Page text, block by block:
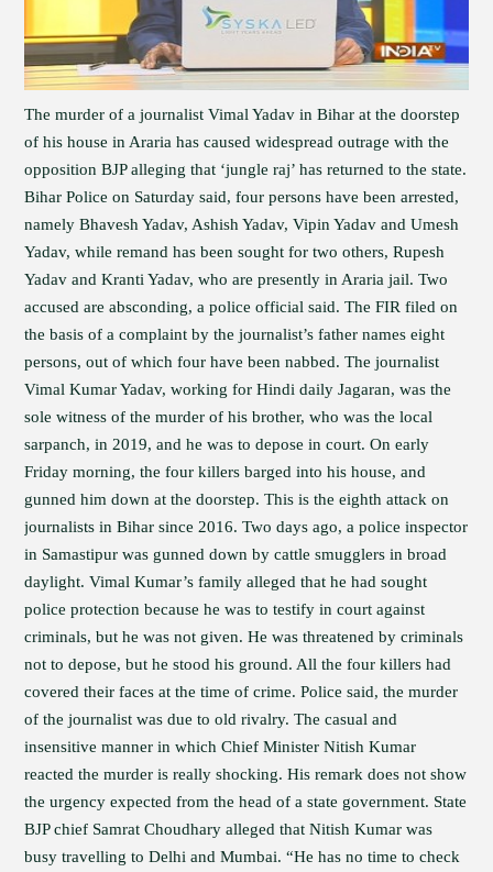
The murder of a journalist Vimal Yadav in Bihar at the doorstep
of his house in Araria has caused widespread outrage with the
opposition BJP alleging that ‘jungle raj’ has returned to the state.
Bihar Police on Saturday said, four persons have been arrested,
namely Bhavesh Yadav, Ashish Yadav, Vipin Yadav and Umesh
Yadav, while remand has been sought for two others, Rupesh
Yadav and Kranti Yadav, who are presently in Araria jail. Two
accused are absconding, a police official said. The FIR filed on
the basis of a complaint by the journalist’s father names eight
persons, out of which four have been nabbed. The journalist
Vimal Kumar Yadav, working for Hindi daily Jagaran, was the
sole witness of the murder of his brother, who was the local
sarpanch, in 2019, and he was to depose in court. On early
Friday morning, the four killers barged into his house, and
gunned him down at the doorstep. This is the eighth attack on
journalists in Bihar since 2016. Two days ago, a police inspector
in Samastipur was gunned down by cattle smugglers in broad
daylight. Vimal Kumar’s family alleged that he had sought
police protection because he was to testify in court against
criminals, but he was not given. He was threatened by criminals
not to depose, but he stood his ground. All the four killers had
covered their faces at the time of crime. Police said, the murder
of the journalist was due to old rivalry. The casual and
insensitive manner in which Chief Minister Nitish Kumar
reacted the murder is really shocking. His remark does not show
the urgency expected from the head of a state government. State
BJP chief Samrat Choudhary alleged that Nitish Kumar was
busy travelling to Delhi and Mumbai. “He has no time to check